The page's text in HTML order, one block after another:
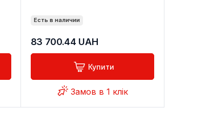
Есть в наличии
83 700.44 UAH
Купити
Замов в 1 клік